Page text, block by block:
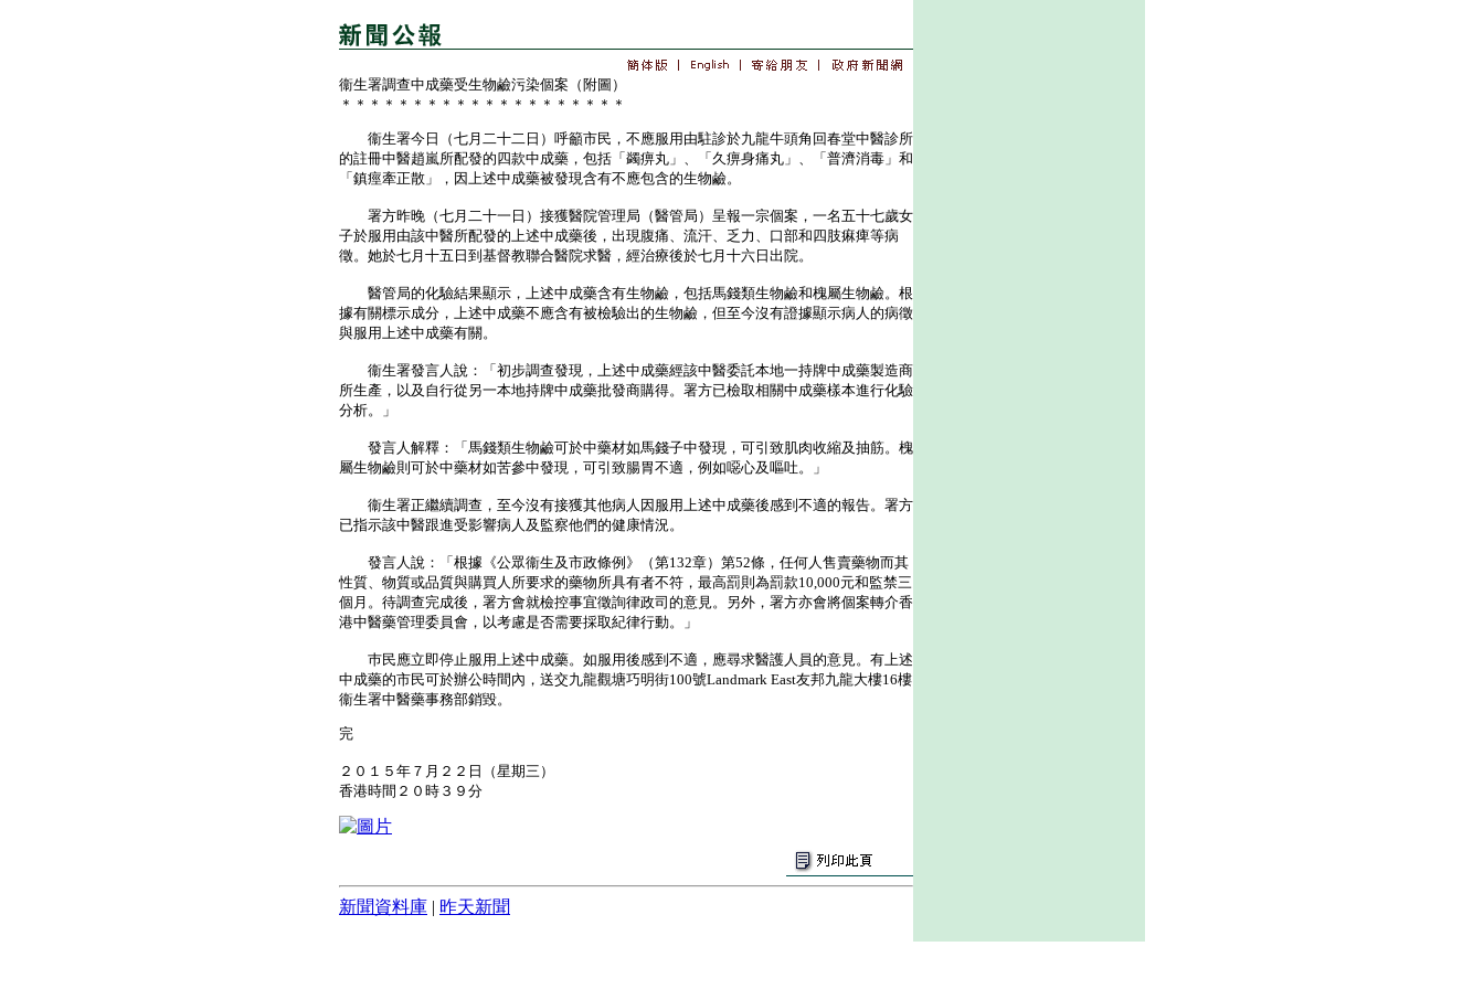
衞生署調查中成藥受生物鹼污染個案（附圖）
＊＊＊＊＊＊＊＊＊＊＊＊＊＊＊＊＊＊＊＊
衞生署今日（七月二十二日）呼籲市民，不應服用由駐診於九龍牛頭角回春堂中醫診所
的註冊中醫趙嵐所配發的四款中成藥，包括「蠲痹丸」、「久痹身痛丸」、「普濟消毒」和
「鎮痙牽正散」，因上述中成藥被發現含有不應包含的生物鹼。
署方昨晚（七月二十一日）接獲醫院管理局（醫管局）呈報一宗個案，一名五十七歲女
子於服用由該中醫所配發的上述中成藥後，出現腹痛、流汗、乏力、口部和四肢痳痺等病
徵。她於七月十五日到基督教聯合醫院求醫，經治療後於七月十六日出院。
醫管局的化驗結果顯示，上述中成藥含有生物鹼，包括馬錢類生物鹼和槐屬生物鹼。根
據有關標示成分，上述中成藥不應含有被檢驗出的生物鹼，但至今沒有證據顯示病人的病徵
與服用上述中成藥有關。
衞生署發言人說：「初步調查發現，上述中成藥經該中醫委託本地一持牌中成藥製造商
所生產，以及自行從另一本地持牌中成藥批發商購得。署方已檢取相關中成藥樣本進行化驗
分析。」
發言人解釋：「馬錢類生物鹼可於中藥材如馬錢子中發現，可引致肌肉收縮及抽筋。槐
屬生物鹼則可於中藥材如苦參中發現，可引致腸胃不適，例如噁心及嘔吐。」
衞生署正繼續調查，至今沒有接獲其他病人因服用上述中成藥後感到不適的報告。署方
已指示該中醫跟進受影響病人及監察他們的健康情況。
發言人說：「根據《公眾衞生及市政條例》（第132章）第52條，任何人售賣藥物而其
性質、物質或品質與購買人所要求的藥物所具有者不符，最高罰則為罰款10,000元和監禁三
個月。待調查完成後，署方會就檢控事宜徵詢律政司的意見。另外，署方亦會將個案轉介香
港中醫藥管理委員會，以考慮是否需要採取紀律行動。」
巿民應立即停止服用上述中成藥。如服用後感到不適，應尋求醫護人員的意見。有上述
中成藥的市民可於辦公時間內，送交九龍觀塘巧明街100號Landmark East友邦九龍大樓16樓
衞生署中醫藥事務部銷毀。
完
２０１５年７月２２日（星期三）
香港時間２０時３９分
新聞資料庫 | 昨天新聞